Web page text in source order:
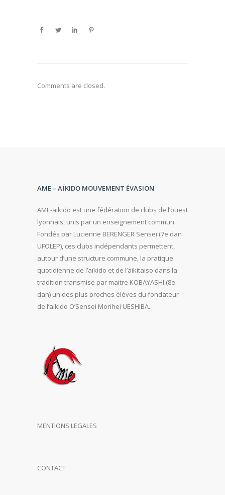
Comments are closed.
AME – AÏKIDO MOUVEMENT ÉVASION
AME-aikido est une fédération de clubs de l’ouest
lyonnais, unis par un enseignement commun.
Fondés par Lucienne BERENGER Senseï (7e dan
UFOLEP), ces clubs indépendants permettent,
autour d’une structure commune, la pratique
quotidienne de l’aïkido et de l’aikitaiso dans la
tradition transmise par maitre KOBAYASHI (8e
dan) un des plus proches élèves du fondateur
de l’aikido O’Sensei Morihei UESHIBA.
MENTIONS LEGALES
CONTACT